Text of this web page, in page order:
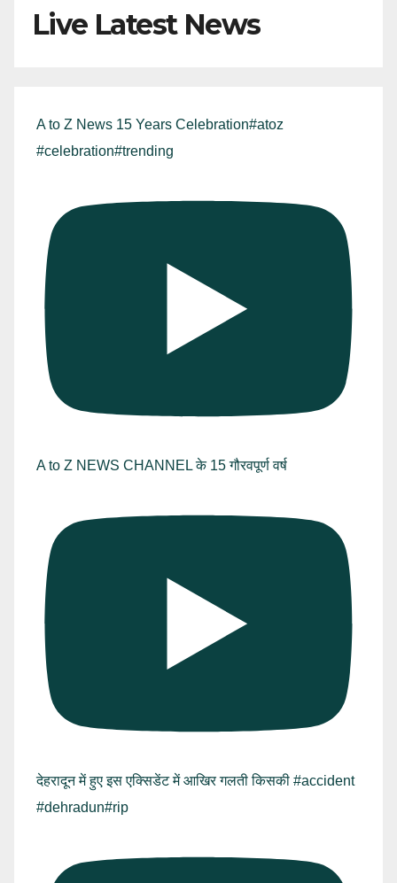
Live Latest News
A to Z News 15 Years Celebration#atoz
#celebration#trending
A to Z NEWS CHANNEL के 15 गौरवपूर्ण वर्ष
देहरादून में हुए इस एक्सिडेंट में आखिर गलती किसकी #accident
#dehradun#rip